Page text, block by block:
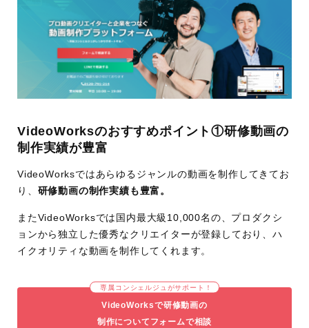
VideoWorksのおすすめポイント①研修動画の
制作実績が豊富
VideoWorksではあらゆるジャンルの動画を制作してきてお
り、 研修動画の制作実績も豊富。
またVideoWorksでは国内最大級10,000名の、プロダクシ
ョンから独立した優秀なクリエイターが登録しており、ハ
イクオリティな動画を制作してくれます。
専属コンシェルジュがサポート！
VideoWorksで研修動画の
制作についてフォームで相談